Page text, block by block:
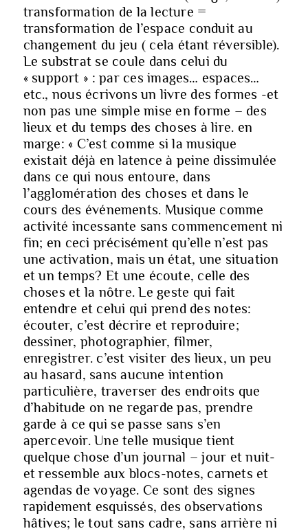
transformation de la lecture =
transformation de l’espace conduit au
changement du jeu ( cela étant réversible).
Le substrat se coule dans celui du
« support » : par ces images… espaces…
etc., nous écrivons un livre des formes -et
non pas une simple mise en forme – des
lieux et du temps des choses à lire. en
marge: « C’est comme si la musique
existait déjà en latence à peine dissimulée
dans ce qui nous entoure, dans
l’agglomération des choses et dans le
cours des événements. Musique comme
activité incessante sans commencement ni
fin; en ceci précisément qu’elle n’est pas
une activation, mais un état, une situation
et un temps? Et une écoute, celle des
choses et la nôtre. Le geste qui fait
entendre et celui qui prend des notes:
écouter, c’est décrire et reproduire;
dessiner, photographier, filmer,
enregistrer. c’est visiter des lieux, un peu
au hasard, sans aucune intention
particulière, traverser des endroits que
d’habitude on ne regarde pas, prendre
garde à ce qui se passe sans s’en
apercevoir. Une telle musique tient
quelque chose d’un journal – jour et nuit-
et ressemble aux blocs-notes, carnets et
agendas de voyage. Ce sont des signes
rapidement esquissés, des observations
hâtives; le tout sans cadre, sans arrière ni